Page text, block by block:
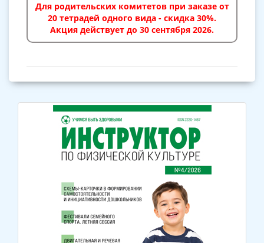
Для родительских комитетов при заказе от
20 тетрадей одного вида - скидка 30%.
Акция действует до 30 сентября 2026.